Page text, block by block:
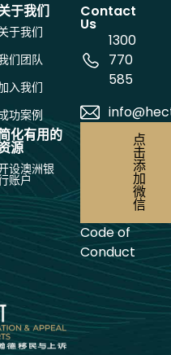
于我们
于我们
们团队
入我们
功案例
化有用的
源
设澳洲银
账户
Contact
Us
1300
770
585
点
击
添
加
微
信
Code of
Conduct